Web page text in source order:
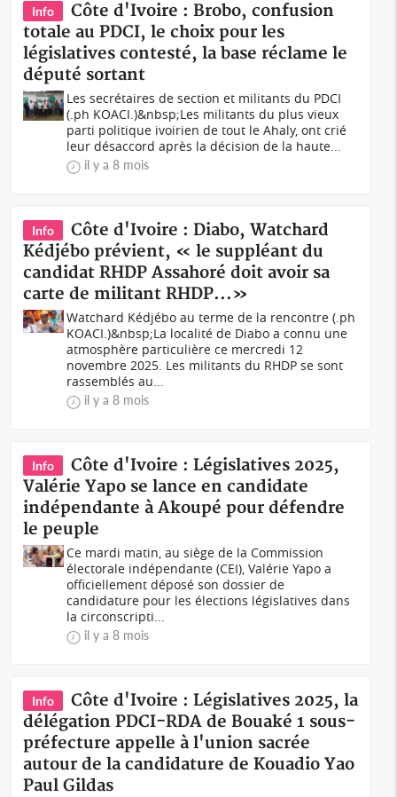
Info
Côte d'Ivoire : Brobo, confusion
totale au PDCI, le choix pour les
législatives contesté, la base réclame le
député sortant
Les secrétaires de section et militants du PDCI
(.ph KOACI.)&nbsp;Les militants du plus vieux
parti politique ivoirien de tout le Ahaly, ont crié
leur désaccord après la décision de la haute...
il y a 8 mois
Info
Côte d'Ivoire : Diabo, Watchard
Kédjébo prévient, « le suppléant du
candidat RHDP Assahoré doit avoir sa
carte de militant RHDP...»
Watchard Kédjébo au terme de la rencontre (.ph
KOACI.)&nbsp;La localité de Diabo a connu une
atmosphère particulière ce mercredi 12
novembre 2025. Les militants du RHDP se sont
rassemblés au...
il y a 8 mois
Info
Côte d'Ivoire : Législatives 2025,
Valérie Yapo se lance en candidate
indépendante à Akoupé pour défendre
le peuple
Ce mardi matin, au siège de la Commission
électorale indépendante (CEI), Valérie Yapo a
officiellement déposé son dossier de
candidature pour les élections législatives dans
la circonscripti...
il y a 8 mois
Info
Côte d'Ivoire : Législatives 2025, la
délégation PDCI-RDA de Bouaké 1 sous-
préfecture appelle à l'union sacrée
autour de la candidature de Kouadio Yao
Paul Gildas